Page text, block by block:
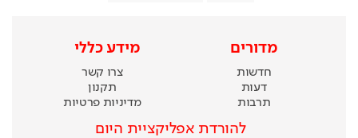
מדורים
חדשות
דעות
תרבות
מידע כללי
צרו קשר
תקנון
מדיניות פרטיות
להורדת אפליקציית היום